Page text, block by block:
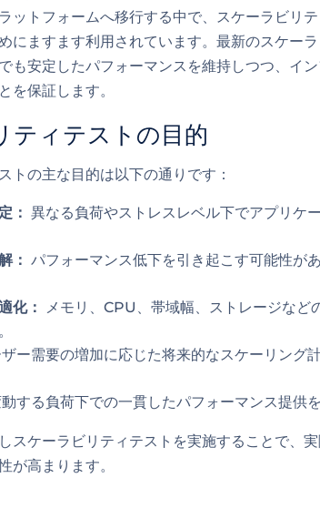
ットフォームへ移行する中で、スケーラビリ
にますます利用されています。最新のスケー
も安定したパフォーマンスを維持しつつ、イ
を保証します。
ティテストの目的
トの主な目的は以下の通りです：
： 異なる負荷やストレスレベル下でアプリケ
： パフォーマンス低下を引き起こす可能性が
化：
メモリ、CPU、帯域幅、ストレージなど
ー需要の増加に応じた将来的なスケーリング
する負荷下での一貫したパフォーマンス提供を
スケーラビリティテストを実施することで、
が高まります。